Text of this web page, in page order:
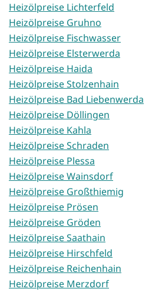
Heizölpreise Lichterfeld
Heizölpreise Gruhno
Heizölpreise Fischwasser
Heizölpreise Elsterwerda
Heizölpreise Haida
Heizölpreise Stolzenhain
Heizölpreise Bad Liebenwerda
Heizölpreise Döllingen
Heizölpreise Kahla
Heizölpreise Schraden
Heizölpreise Plessa
Heizölpreise Wainsdorf
Heizölpreise Großthiemig
Heizölpreise Prösen
Heizölpreise Gröden
Heizölpreise Saathain
Heizölpreise Hirschfeld
Heizölpreise Reichenhain
Heizölpreise Merzdorf